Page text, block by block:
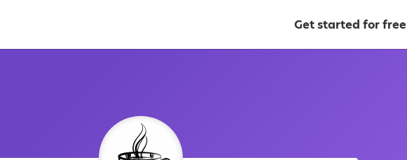
Get started for free